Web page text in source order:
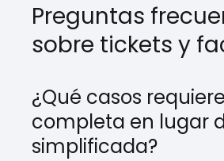
Preguntas
sobre tickets y
¿Qué casos
completa en lugar
simplificada?